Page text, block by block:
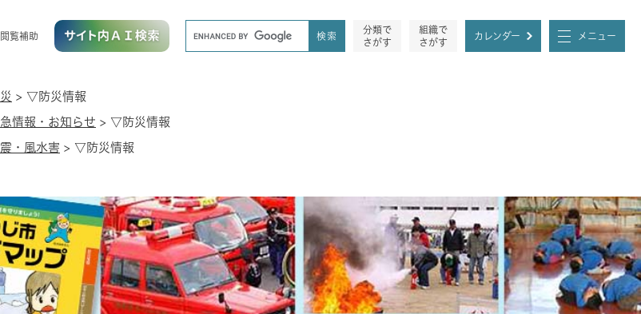
閲覧補助
分類で
さがす
組織で
さがす
カレンダー メニュー
> ▽防災情報
情報・お知らせ > ▽防災情報
・風水害 > ▽防災情報